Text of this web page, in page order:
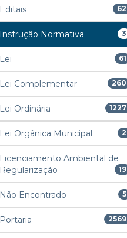
Editais 62
Instrução Normativa 3
Lei 61
Lei Complementar 260
Lei Ordinária 1227
Lei Orgânica Municipal 2
Licenciamento Ambiental de
Regularização
19
Não Encontrado 5
Portaria 2569